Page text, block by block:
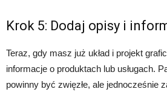
Krok 5: Dodaj opisy i
Teraz, gdy masz już układ i projekt
informacje o produktach lub usługach.
powinny być zwięzłe, ale jednocześnie